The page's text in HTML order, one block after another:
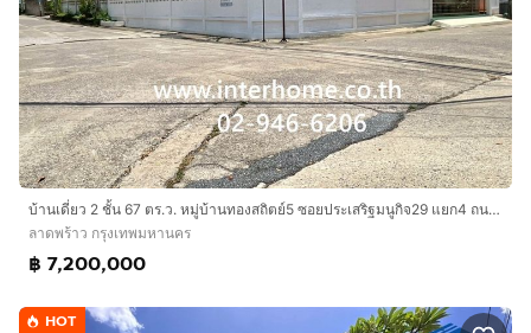
บ้านเดี่ยว 2 ชั้น 67 ตร.ว. หมู่บ้านทองสถิตย์5 ซอยประเสริฐมนูกิจ29 แยก4 ถนนประเสริฐมนูกิจ ถนนรามอินทรา เขตลาดพร้าว กรุงเทพมหานคร
ลาดพร้าว กรุงเทพมหานคร
฿ 7,200,000
HOT